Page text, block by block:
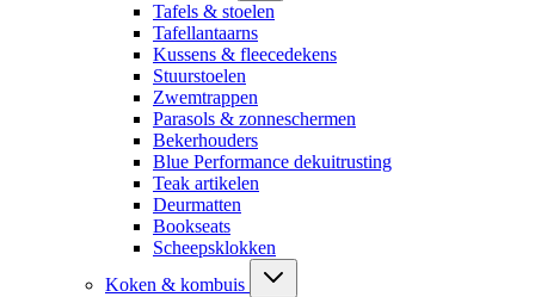
Tafels & stoelen
Tafellantaarns
Kussens & fleecedekens
Stuurstoelen
Zwemtrappen
Parasols & zonneschermen
Bekerhouders
Blue Performance dekuitrusting
Teak artikelen
Deurmatten
Bookseats
Scheepsklokken
Koken & kombuis